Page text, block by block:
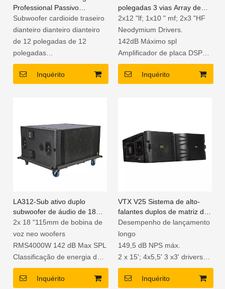
Professional Passivo
Subwoofer cardióide de 18
polegadas
Subwoofer cardioide traseiro
dianteiro dianteiro dianteiro
de 12 polegadas de 12
polegadas
Compensado russo da
primeira série
Inquérito
polegadas 3 vias Array de
linha ativa
2x12 "lf; 1x10 " mf; 2x3 "HF
Neodymium Drivers.
142dB Máximo spl
Amplificador de placa DSP
de 3 vias DSP
100-240V Tensão universal
d'água
Inquérito
LA312-Sub ativo duplo
subwoofer de áudio de 18
polegadas
2x 18 "115mm de bobina de
voz neo woofers
RMS4000W 142 dB Max SPL
Classificação de energia do
sistema 4000 watts rms
Gabinete de compensado de
Inquérito
VTX V25 Sistema de alto-
falantes duplos de matriz de
linha tri-amp de 15
polegadas para concerto ao
ar livre
Desempenho de lançamento
longo
149,5 dB NPS máx.
2 x 15'; 4x5,5' 3 x3' drivers
de alto-falante de neodímio
Gabinete de compensado de
Inquérito